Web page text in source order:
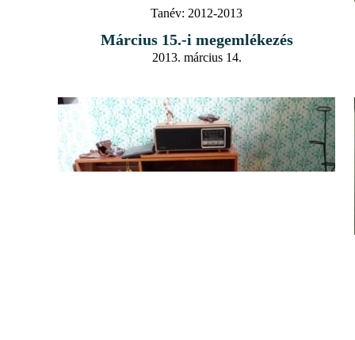
Tanév: 2012-2013
Március 15.-i megemlékezés
2013. március 14.